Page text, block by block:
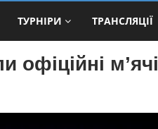
ТУРНІРИ ТРАНСЛЯЦІЇ
офіційні м’ячі